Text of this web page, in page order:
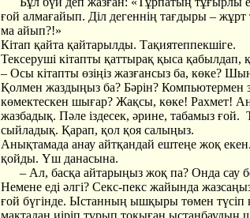
ғой алмағайып. Діл дегеннің тағдыры – жұрт
ма айып?!»
Кітап қайта қайтарылды. Тақиятеппекшіге.
Тексеруші кітапты қаттырақ қыса қабылдап,
– Осы кітапты өзіңіз жазғансыз ба, көке?
Қолмен жаздыңыз ба? Бәрін? Компьютермен
көмектескен шығар? Жақсы, көке! Рахмет!
жазбадық. Пәле іздесек, әрине, табамыз ғой.
сыйладық. Қарап, қол қоя салыңыз.
Анықтамада анау айтқандай ештеңе жоқ
қойды. Үш данасына.
– Ал, басқа айтарыңыз жоқ па? Онда сау
Немене еді әлгі? Секс-пекс жайында
ғой бүгінде. Ыстанның ышқыры төмен түсіп
мақтадан иіріп тұрып тоқыған ыстанбаудың